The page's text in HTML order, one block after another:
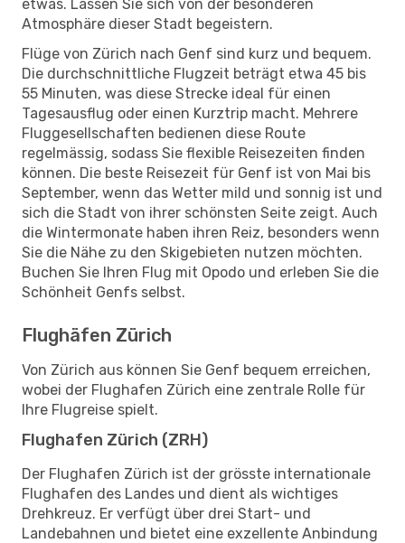
etwas. Lassen Sie sich von der besonderen
Atmosphäre dieser Stadt begeistern.
Flüge von Zürich nach Genf sind kurz und bequem.
Die durchschnittliche Flugzeit beträgt etwa 45 bis
55 Minuten, was diese Strecke ideal für einen
Tagesausflug oder einen Kurztrip macht. Mehrere
Fluggesellschaften bedienen diese Route
regelmässig, sodass Sie flexible Reisezeiten finden
können. Die beste Reisezeit für Genf ist von Mai bis
September, wenn das Wetter mild und sonnig ist und
sich die Stadt von ihrer schönsten Seite zeigt. Auch
die Wintermonate haben ihren Reiz, besonders wenn
Sie die Nähe zu den Skigebieten nutzen möchten.
Buchen Sie Ihren Flug mit Opodo und erleben Sie die
Schönheit Genfs selbst.
Flughäfen Zürich
Von Zürich aus können Sie Genf bequem erreichen,
wobei der Flughafen Zürich eine zentrale Rolle für
Ihre Flugreise spielt.
Flughafen Zürich (ZRH)
Der Flughafen Zürich ist der grösste internationale
Flughafen des Landes und dient als wichtiges
Drehkreuz. Er verfügt über drei Start- und
Landebahnen und bietet eine exzellente Anbindung